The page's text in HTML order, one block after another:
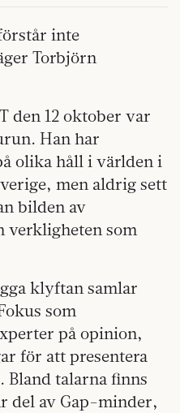
inte
Torbjörn
den 12 oktober var
Han har
olika håll i världen i
men aldrig sett
bilden av
verkligheten som
klyftan samlar
som
på opinion,
för att presentera
Bland talarna finns
del av Gap-minder,